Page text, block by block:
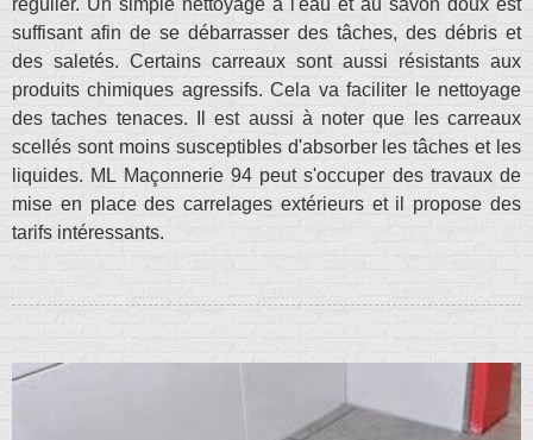
régulier. Un simple nettoyage à l'eau et au savon doux est
suffisant afin de se débarrasser des tâches, des débris et
des saletés. Certains carreaux sont aussi résistants aux
produits chimiques agressifs. Cela va faciliter le nettoyage
des taches tenaces. Il est aussi à noter que les carreaux
scellés sont moins susceptibles d'absorber les tâches et les
liquides. ML Maçonnerie 94 peut s'occuper des travaux de
mise en place des carrelages extérieurs et il propose des
tarifs intéressants.